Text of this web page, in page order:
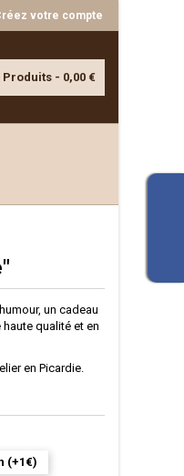
votre compte
Produits - 0,00 €
un cadeau
qualité et en
en Picardie.
(+1€)